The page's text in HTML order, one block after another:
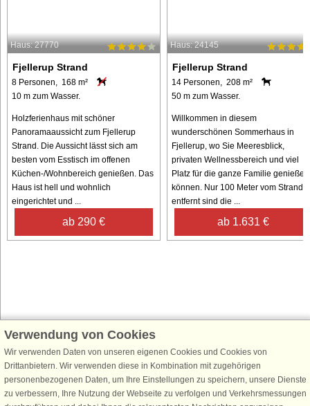
Haus: 27770
Fjellerup Strand
8 Personen, 168 m²
10 m zum Wasser.
Holzferienhaus mit schöner
Panoramaaussicht zum Fjellerup
Strand. Die Aussicht lässt sich am
besten vom Esstisch im offenen
Küchen-/Wohnbereich genießen. Das
Haus ist hell und wohnlich
eingerichtet und ...
ab 290 €
Haus: 24145
Fjellerup Strand
14 Personen, 208 m²
50 m zum Wasser.
Willkommen in diesem
wunderschönen Sommerhaus in
Fjellerup, wo Sie Meeresblick,
privaten Wellnessbereich und viel
Platz für die ganze Familie genießen
können. Nur 100 Meter vom Strand
entfernt sind die ...
ab 1.631 €
Schließen Sie sich 100.000 Ferienhaus-Fans an
Erhalten Sie einenWillkommensgutschein von 25 € für Ihren nächsten
Ferienhausurlaub - melden Sie sich einfach für den DanCenter Newsletter
an. Verpassen Sie nie wieder exklusive Angebote, Gewinnspiele und
Verwendung von Cookies
Wir verwenden Daten von unseren eigenen Cookies und Cookies von
Drittanbietern. Wir verwenden diese in Kombination mit zugehörigen
personenbezogenen Daten, um Ihre Einstellungen zu speichern, unsere Dienste
zu verbessern, Ihre Nutzung der Webseite zu verfolgen und Verkehrsmessungen